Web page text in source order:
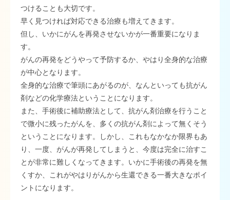
つけることも大切です。
早く見つければ対応できる治療も増えてきます。
但し、いかにがんを再発させないかが一番重要になりま
す。
がんの再発をどうやって予防するか、やはり全身的な治療
が中心となります。
全身的な治療で筆頭にあがるのが、なんといっても抗がん
剤などの化学療法ということになります。
また、手術後に補助療法として、抗がん剤治療を行うこと
で微小に残ったがんを、多くの抗がん剤によって無くそう
ということになります。しかし、これもなかなか限界もあ
り、一度、がんが再発してしまうと、今度は完全に治すこ
とが非常に難しくなってきます。いかに手術後の再発を無
くすか、これがやはりがんから生還できる一番大きなポイ
ントになります。